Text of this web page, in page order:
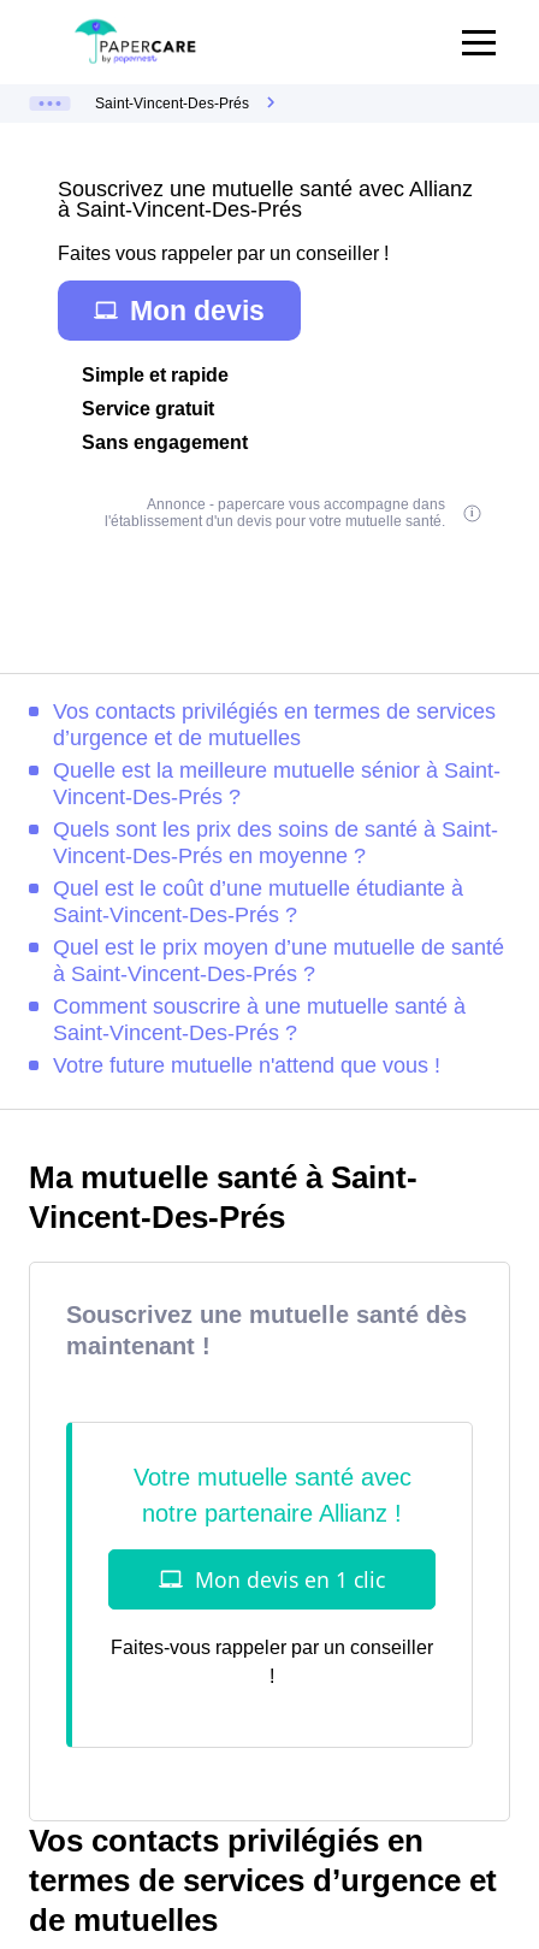
Saint-Vincent-Des-Prés
Souscrivez une mutuelle santé avec Allianz
à Saint-Vincent-Des-Prés
Faites vous rappeler par un conseiller !
Mon devis
Simple et rapide
Service gratuit
Sans engagement
Annonce - papercare vous accompagne dans
l'établissement d'un devis pour votre mutuelle santé.
Vos contacts privilégiés en termes de services
d’urgence et de mutuelles
Quelle est la meilleure mutuelle sénior à Saint-
Vincent-Des-Prés ?
Quels sont les prix des soins de santé à Saint-
Vincent-Des-Prés en moyenne ?
Quel est le coût d’une mutuelle étudiante à
Saint-Vincent-Des-Prés ?
Quel est le prix moyen d’une mutuelle de santé
à Saint-Vincent-Des-Prés ?
Comment souscrire à une mutuelle santé à
Saint-Vincent-Des-Prés ?
Votre future mutuelle n'attend que vous !
Ma mutuelle santé à Saint-
Vincent-Des-Prés
Souscrivez une mutuelle santé dès
maintenant !
Faites-vous rappeler par un conseiller
!
Vos contacts privilégiés en
termes de services d’urgence et
de mutuelles